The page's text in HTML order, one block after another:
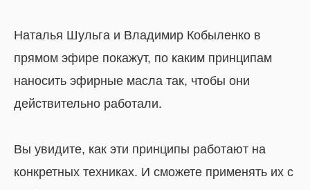
Наталья Шульга и Владимир Кобыленко в
прямом эфире покажут, по каким принципам
наносить эфирные масла так, чтобы они
действительно работали.
Вы увидите, как эти принципы работают на
конкретных техниках. И сможете применять их с